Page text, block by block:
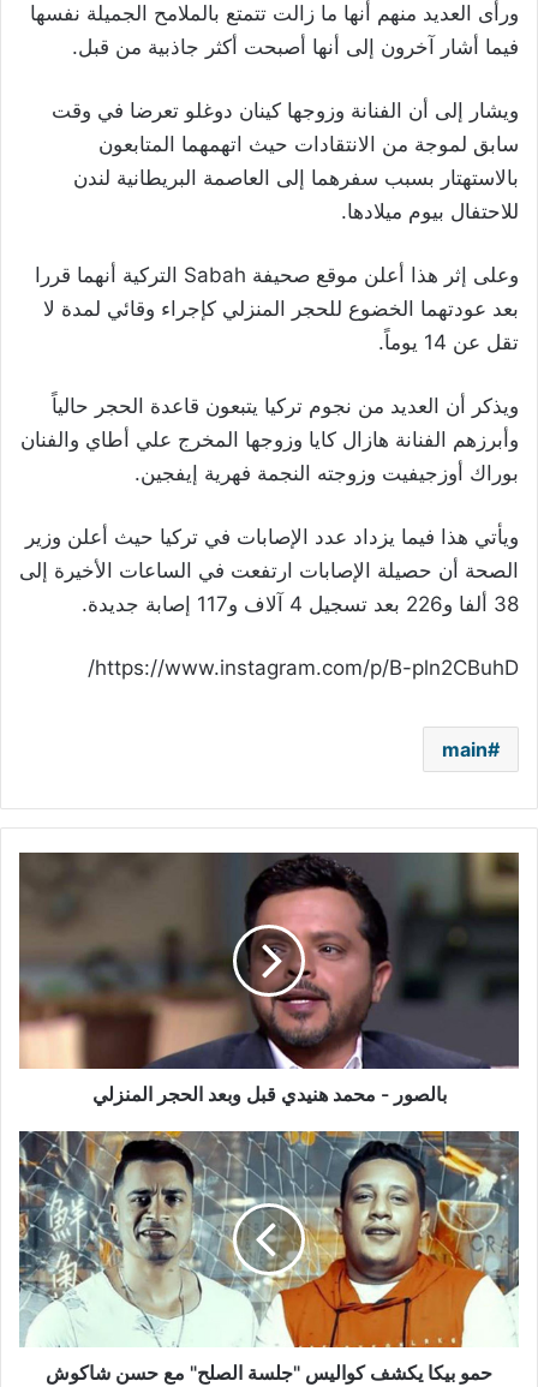
ورأى العديد منهم أنها ما زالت تتمتع بالملامح الجميلة نفسها
فيما أشار آخرون إلى أنها أصبحت أكثر جاذبية من قبل.
ويشار إلى أن الفنانة وزوجها كينان دوغلو تعرضا في وقت
سابق لموجة من الانتقادات حيث اتهمهما المتابعون
بالاستهتار بسبب سفرهما إلى العاصمة البريطانية لندن
للاحتفال بيوم ميلادها.
وعلى إثر هذا أعلن موقع صحيفة Sabah التركية أنهما قررا
بعد عودتهما الخضوع للحجر المنزلي كإجراء وقائي لمدة لا
تقل عن 14 يوماً.
ويذكر أن العديد من نجوم تركيا يتبعون قاعدة الحجر حالياً
وأبرزهم الفنانة هازال كايا وزوجها المخرج علي أطاي والفنان
بوراك أوزجيفيت وزوجته النجمة فهرية إيفجين.
ويأتي هذا فيما يزداد عدد الإصابات في تركيا حيث أعلن وزير
الصحة أن حصيلة الإصابات ارتفعت في الساعات الأخيرة إلى
38 ألفا و226 بعد تسجيل 4 آلاف و117 إصابة جديدة.
https://www.instagram.com/p/B-pln2CBuhD/
main
بالصور
محمد
بالصور - محمد هنيدي قبل وبعد الحجر المنزلي
حمو
بيكا
يكشف
كواليس
"جلسة
الصلح"
مع
حسن
شاكوش
حمو بيكا يكشف كواليس "جلسة الصلح" مع حسن شاكوش